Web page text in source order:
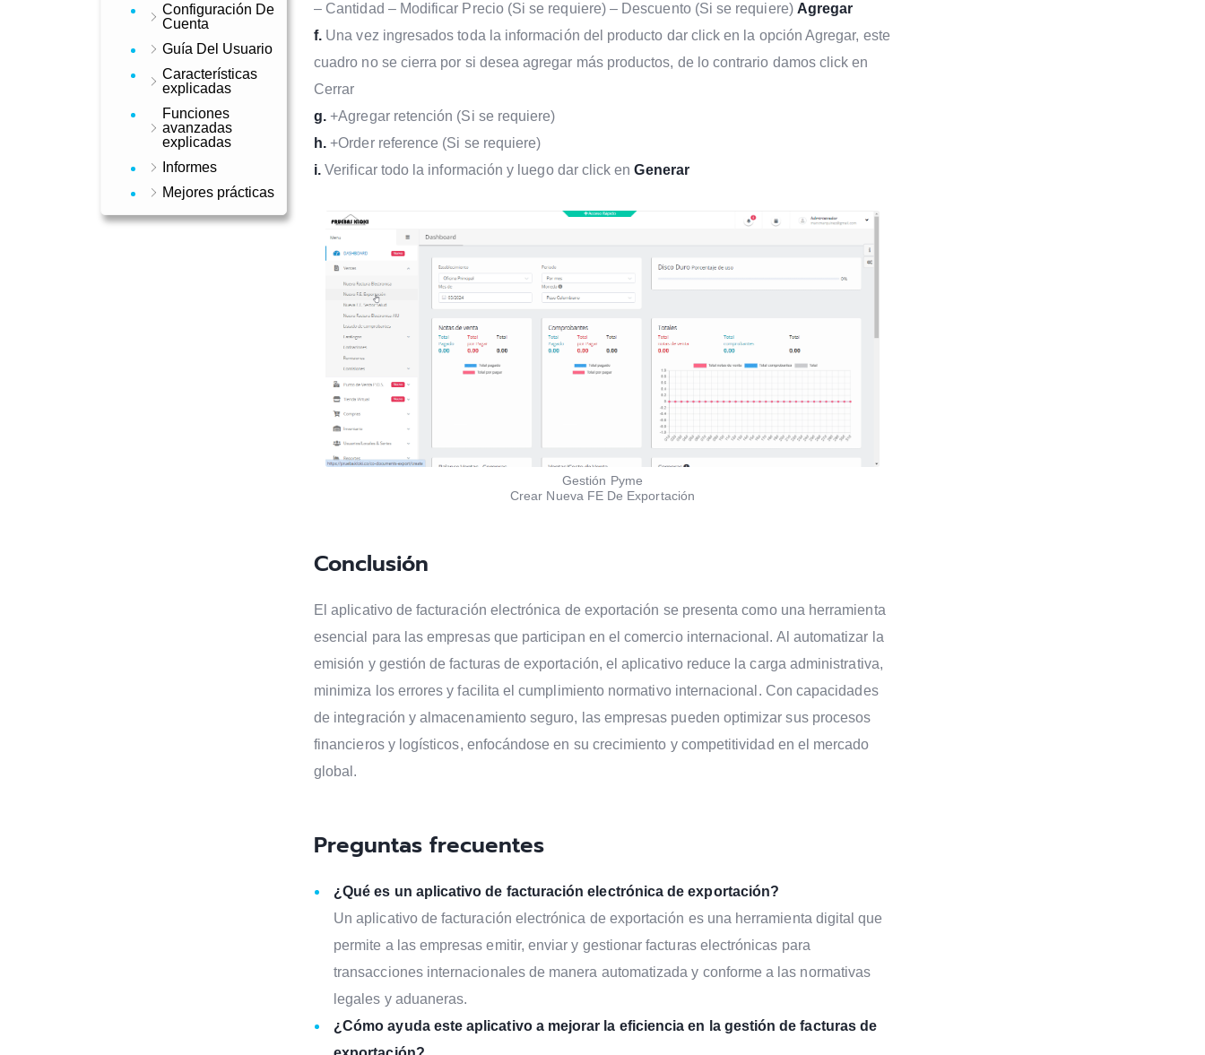
Configuración De
Cuenta
Guía Del Usuario
Características
explicadas
Funciones
avanzadas
explicadas
Informes
Mejores prácticas
– Cantidad – Modificar Precio (Si se requiere) – Descuento (Si se requiere) Agregar
f. Una vez ingresados toda la información del producto dar click en la opción Agregar, este
cuadro no se cierra por si desea agregar más productos, de lo contrario damos click en
Cerrar
g. +Agregar retención (Si se requiere)
h. +Order reference (Si se requiere)
i. Verificar todo la información y luego dar click enGenerar
Gestión Pyme
Crear Nueva FE De Exportación
Conclusión
El aplicativo de facturación electrónica de exportación se presenta como una herramienta
esencial para las empresas que participan en el comercio internacional. Al automatizar la
emisión y gestión de facturas de exportación, el aplicativo reduce la carga administrativa,
minimiza los errores y facilita el cumplimiento normativo internacional. Con capacidades
de integración y almacenamiento seguro, las empresas pueden optimizar sus procesos
financieros y logísticos, enfocándose en su crecimiento y competitividad en el mercado
global.
Preguntas frecuentes
¿Qué es un aplicativo de facturación electrónica de exportación?
Un aplicativo de facturación electrónica de exportación es una herramienta digital que
permite a las empresas emitir, enviar y gestionar facturas electrónicas para
transacciones internacionales de manera automatizada y conforme a las normativas
legales y aduaneras.
¿Cómo ayuda este aplicativo a mejorar la eficiencia en la gestión de facturas de